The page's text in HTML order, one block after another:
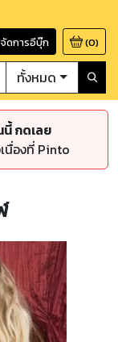
จัดการอีบุ๊ก (0)
ทั้งหมด
กดเลย
นื่องที่ Pinto